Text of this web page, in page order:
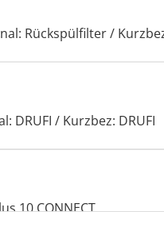
Rückspülfilter /
DRUFI / Kurzbez: DRUFI
10 CONNECT